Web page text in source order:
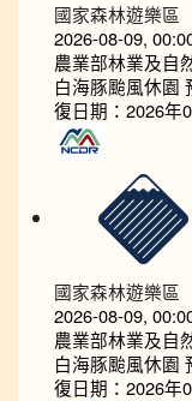
國家森林遊樂區
2026-08-09,
農業部林業及自
白海豚颱風休園
復日期：2026年
國家森林遊樂區
2026-08-09,
農業部林業及自
白海豚颱風休園
復日期：2026年